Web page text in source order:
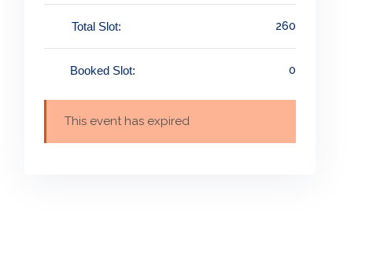
Total Slot: 260
Booked Slot: 0
This event has expired